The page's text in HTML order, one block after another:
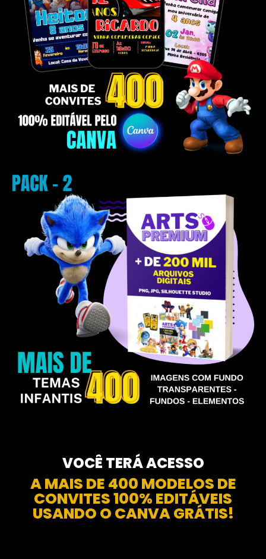
VOCÊ TERÁ ACESSO
A MAIS DE 400 MODELOS DE
CONVITES 100% EDITÁVEIS
USANDO O CANVA GRÁTIS!